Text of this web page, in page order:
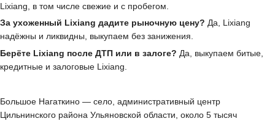
Lixiang, в том числе свежие и с пробегом.
За ухоженный Lixiang дадите рыночную цену? Да, Lixiang
надёжны и ликвидны, выкупаем без занижения.
Берёте Lixiang после ДТП или в залоге? Да, выкупаем битые,
кредитные и залоговые Lixiang.
Большое Нагаткино — село, административный центр
Цильнинского района Ульяновской области, около 5 тысяч